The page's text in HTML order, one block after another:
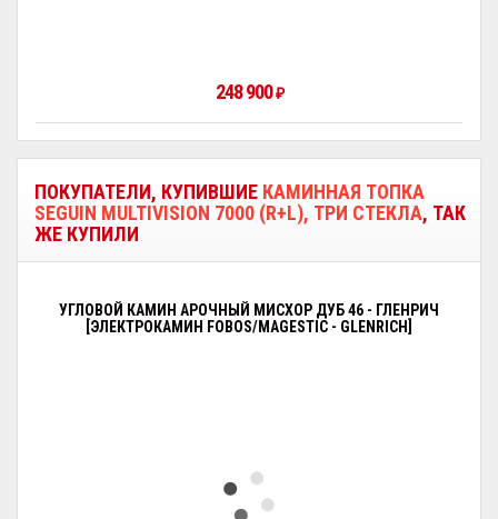
248 900₽
ПОКУПАТЕЛИ, КУПИВШИЕ КАМИННАЯ ТОПКА
SEGUIN MULTIVISION 7000 (R+L), ТРИ СТЕКЛА, ТАК
ЖЕ КУПИЛИ
УГЛОВОЙ КАМИН АРОЧНЫЙ МИСХОР ДУБ 46 - ГЛЕНРИЧ
[ЭЛЕКТРОКАМИН FOBOS/MAGESTIC - GLENRICH]